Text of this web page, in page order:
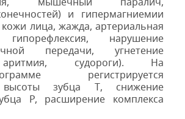
и гипермагниемии
лица, жажда, артериальная
гипорефлексия, нарушение
передачи, угнетение
судороги). На
регистрируется
зубца Т, снижение
Р,
расширение комплекса